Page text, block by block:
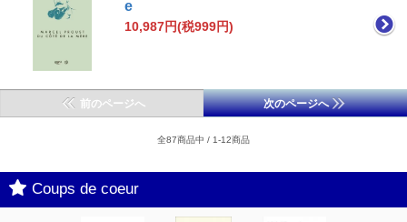
e
10,987円(税999円)
前のページへ 次のページへ
全87商品中 / 1-12商品
Coups de coeur